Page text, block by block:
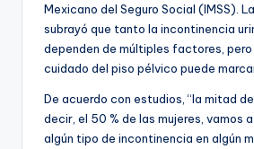
Mexicano del Seguro Social (IMSS).
subrayó que tanto la incontinencia
dependen de múltiples factores,
cuidado del piso pélvico puede
De acuerdo con estudios, “la mitad
decir, el 50 % de las mujeres, vamos
algún tipo de incontinencia en algún